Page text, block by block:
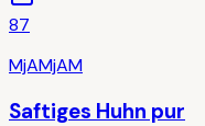
87
MjAMjAM
Saftiges Huhn pur